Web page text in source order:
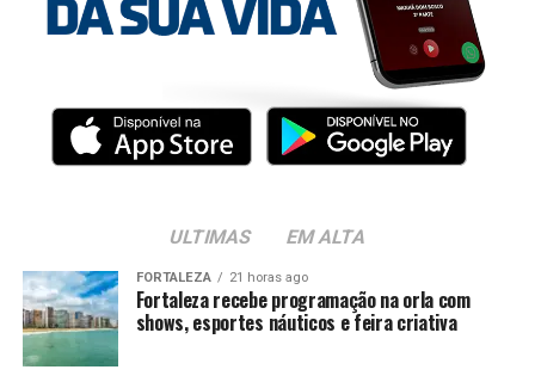
ULTIMAS EM ALTA
FORTALEZA 21 horas ago
Fortaleza recebe programação na orla com
shows, esportes náuticos e feira criativa